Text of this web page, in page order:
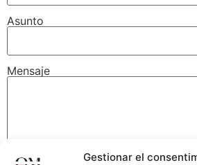
Gestionar el
Asunto
Mensaje